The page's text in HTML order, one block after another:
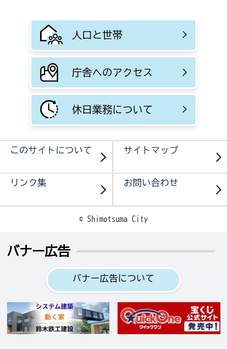
人口と世帯
庁舎へのアクセス
休日業務について
このサイトについて サイトマップ
リンク集 お問い合わせ
© Shimotsuma City
バナー広告
バナー広告について